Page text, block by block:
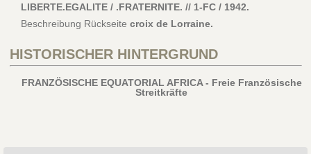
LIBERTE.EGALITE / .FRATERNITE. // 1-FC / 1942.
Beschreibung Rückseite croix de Lorraine.
HISTORISCHER HINTERGRUND
FRANZÖSISCHE EQUATORIAL AFRICA - Freie Französische
Streitkräfte